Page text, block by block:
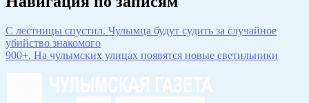
С лестницы спустил. Чулымца будут судить за случайное
убийство знакомого
900+. На чулымских улицах появятся новые светильники